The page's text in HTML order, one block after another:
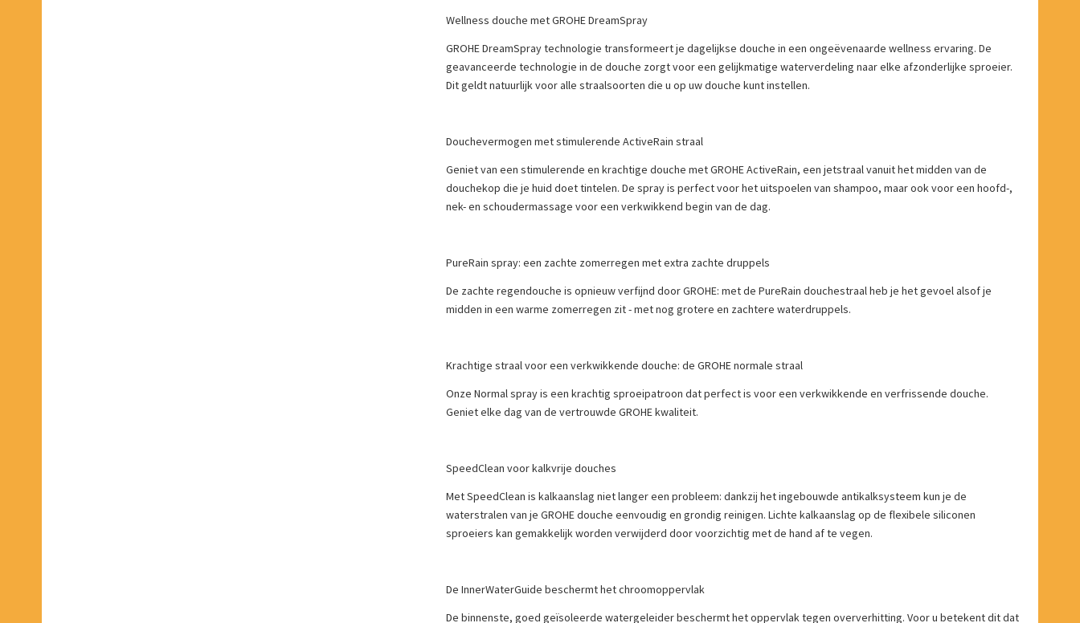
Wellness douche met GROHE DreamSpray
GROHE DreamSpray technologie transformeert je dagelijkse douche in een ongeëvenaarde wellness ervaring. De
geavanceerde technologie in de douche zorgt voor een gelijkmatige waterverdeling naar elke afzonderlijke sproeier.
Dit geldt natuurlijk voor alle straalsoorten die u op uw douche kunt instellen.
Douchevermogen met stimulerende ActiveRain straal
Geniet van een stimulerende en krachtige douche met GROHE ActiveRain, een jetstraal vanuit het midden van de
douchekop die je huid doet tintelen. De spray is perfect voor het uitspoelen van shampoo, maar ook voor een hoofd-,
nek- en schoudermassage voor een verkwikkend begin van de dag.
PureRain spray: een zachte zomerregen met extra zachte druppels
De zachte regendouche is opnieuw verfijnd door GROHE: met de PureRain douchestraal heb je het gevoel alsof je
midden in een warme zomerregen zit - met nog grotere en zachtere waterdruppels.
Krachtige straal voor een verkwikkende douche: de GROHE normale straal
Onze Normal spray is een krachtig sproeipatroon dat perfect is voor een verkwikkende en verfrissende douche.
Geniet elke dag van de vertrouwde GROHE kwaliteit.
SpeedClean voor kalkvrije douches
Met SpeedClean is kalkaanslag niet langer een probleem: dankzij het ingebouwde antikalksysteem kun je de
waterstralen van je GROHE douche eenvoudig en grondig reinigen. Lichte kalkaanslag op de flexibele siliconen
sproeiers kan gemakkelijk worden verwijderd door voorzichtig met de hand af te vegen.
De InnerWaterGuide beschermt het chroomoppervlak
De binnenste, goed geïsoleerde watergeleider beschermt het oppervlak tegen oververhitting. Voor u betekent dit dat